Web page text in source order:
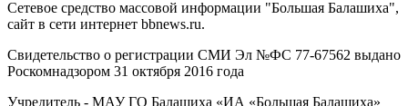
Сетевое средство массовой информации "Большая Балашиха",
сайт в сети интернет bbnews.ru.
Свидетельство о регистрации СМИ Эл №ФС ‎77-67562 выдано
Роскомнадзором 31 октября 2016 года
Учредитель - МАУ ГО Балашиха «ИА «Большая Балашиха»